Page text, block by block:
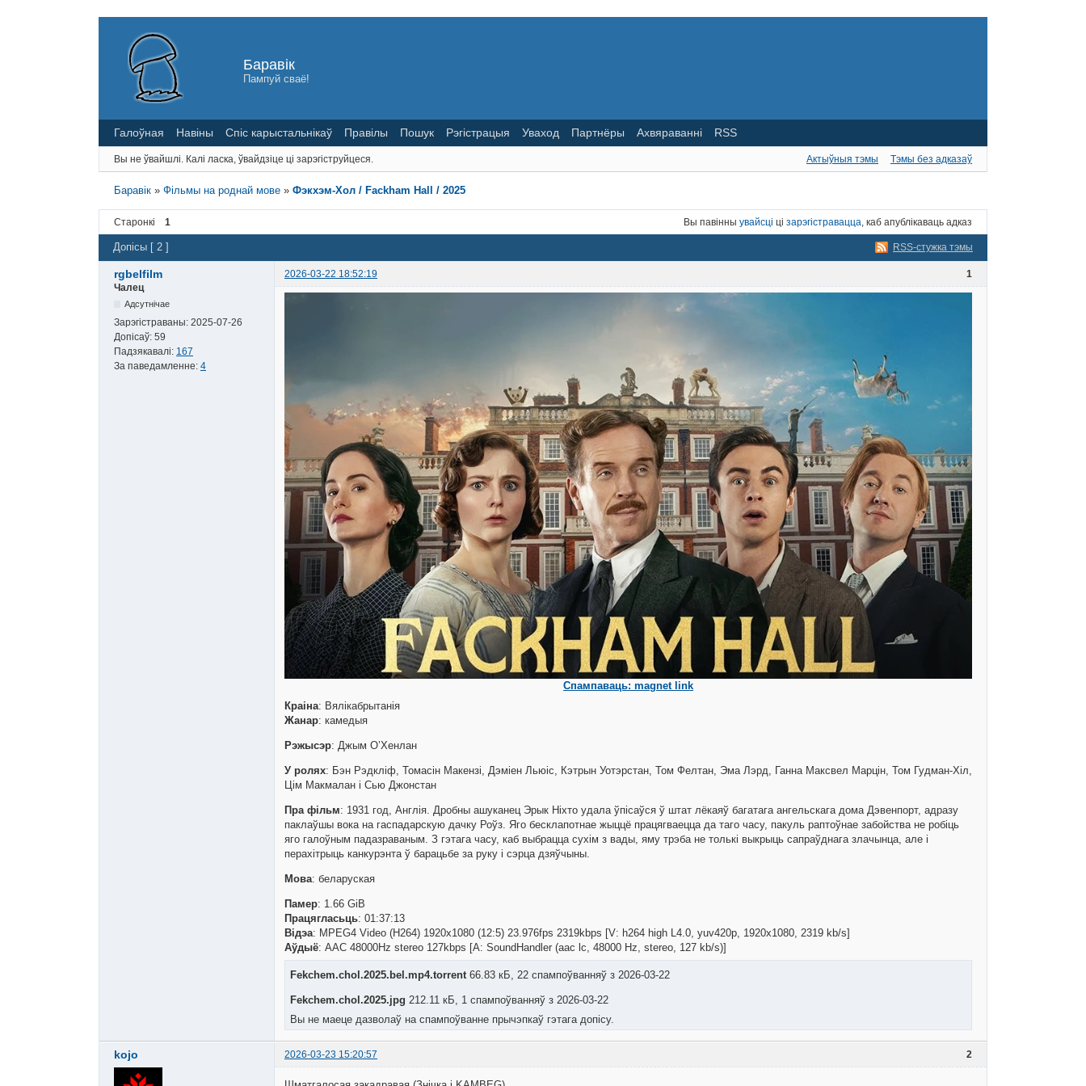
Баравік
Пампуй сваё!
Галоўная Навіны Спіс карыстальнікаў Правілы Пошук Рэгістрацыя Уваход Партнёры Ахвяраванні RSS
Вы не ўвайшлі. Калі ласка, ўвайдзіце ці зарэгіструйцеся. Актыўныя тэмы Тэмы без адказаў
Баравік »Фільмы на роднай мове »Фэкхэм-Хол / Fackham Hall / 2025
Старонкі 1 Вы павінны увайсці ці зарэгістравацца , каб апублікаваць адказ
RSS-стужка тэмы
Допісы [ 2 ]
1
rgbelfilm
2026-03-22 18:52:19
Чалец
Адсутнічае
Зарэгістраваны: 2025-07-26
Допісаў: 59
Падзякавалі: 167
За паведамленне: 4
Спампаваць: magnet link
Краіна: Вялікабрытанія
Жанар: камедыя
Рэжысэр: Джым О’Хенлан
У ролях: Бэн Рэдкліф, Томасін Макензі, Дэміен Льюіс, Кэтрын Уотэрстан, Том Фелтан, Эма Лэрд, Ганна Максвел Марцін, Том Гудман-Хіл,
Цім Макмалан і Сью Джонстан
Пра фільм: 1931 год, Англія. Дробны ашуканец Эрык Ніхто удала ўпісаўся ў штат лёкаяў багатага ангельскага дома Дэвенпорт, адразу
паклаўшы вока на гаспадарскую дачку Роўз. Яго бесклапотнае жыццё працягваецца да таго часу, пакуль раптоўнае забойства не робіць
яго галоўным падазраваным. З гэтага часу, каб выбрацца сухім з вады, яму трэба не толькі выкрыць сапраўднага злачынца, але і
перахітрыць канкурэнта ў барацьбе за руку і сэрца дзяўчыны.
Мова: беларуская
Памер: 1.66 GiB
Працягласьць: 01:37:13
Відэа: MPEG4 Video (H264) 1920x1080 (12:5) 23.976fps 2319kbps [V: h264 high L4.0, yuv420p, 1920x1080, 2319 kb/s]
Аўдыё: AAC 48000Hz stereo 127kbps [A: SoundHandler (aac lc, 48000 Hz, stereo, 127 kb/s)]
Fekchem.chol.2025.bel.mp4.torrent 66.83 кБ, 22 спампоўванняў з 2026-03-22
Fekchem.chol.2025.jpg 212.11 кБ, 1 спампоўванняў з 2026-03-22
Вы не маеце дазволаў на спампоўванне прычэпкаў гэтага допісу.
2
kojo 2026-03-23 15:20:57